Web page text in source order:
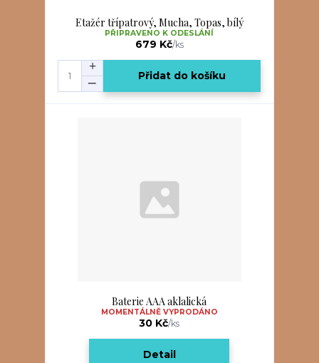
Etažér třípatrový, Mucha, Topas, bílý
679 Kč/ks
PŘIPRAVENO K ODESLÁNÍ
Přidat do košíku
Baterie AAA aklalická
30 Kč/ks
MOMENTÁLNĚ VYPRODÁNO
Detail